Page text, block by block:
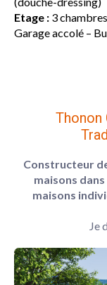
Etage : 3
Garage accolé –
Thonon
Constructeur
maisons
maisons
Je